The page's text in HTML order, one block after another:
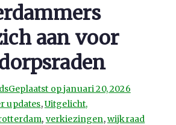
aan voor
Geplaatst opjanuari 20, 2026
updates,Uitgelicht,
, verkiezingen,wijkraad